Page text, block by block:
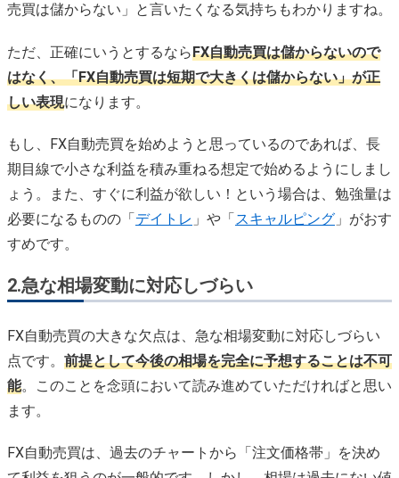
売買は儲からない」と言いたくなる気持ちもわかりますね。
ただ、正確にいうとするならFX自動売買は儲からないので
はなく、「FX自動売買は短期で大きくは儲からない」が正
しい表現になります。
もし、FX自動売買を始めようと思っているのであれば、長
期目線で小さな利益を積み重ねる想定で始めるようにしまし
ょう。また、すぐに利益が欲しい！という場合は、勉強量は
必要になるものの「デイトレ 」や「スキャルピング 」がおす
すめです。
2.急な相場変動に対応しづらい
FX自動売買の大きな欠点は、急な相場変動に対応しづらい
点です。 前提として今後の相場を完全に予想することは不可
能。このことを念頭において読み進めていただければと思い
ます。
FX自動売買は、過去のチャートから「注文価格帯」を決め